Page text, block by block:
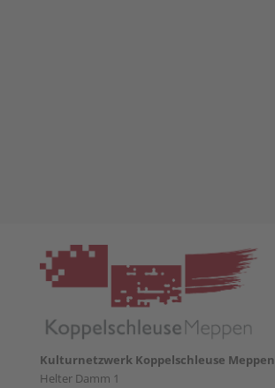
Kulturnetzwerk Koppelschleuse Meppen
Helter Damm 1